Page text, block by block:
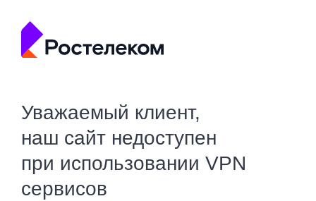
Уважаемый клиент,
наш сайт недоступен
при использовании VPN
сервисов